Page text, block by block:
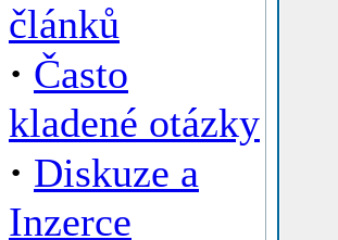
článků
· Často
kladené otázky
· Diskuze a
Inzerce